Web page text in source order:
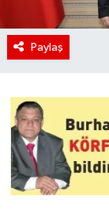
Paylaş